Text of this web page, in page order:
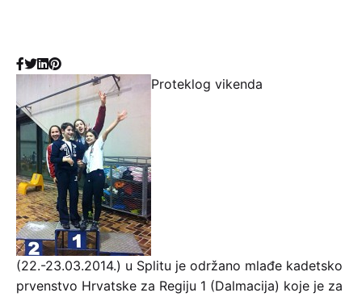
Proteklog vikenda
(22.-23.03.2014.) u Splitu je održano mlađe kadetsko
prvenstvo Hrvatske za Regiju 1 (Dalmacija) koje je za